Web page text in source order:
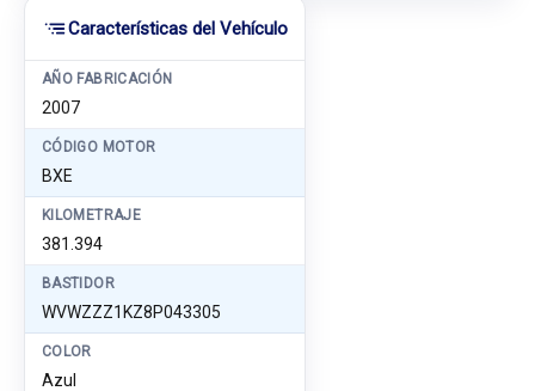
Características del Vehículo
AÑO FABRICACIÓN
2007
CÓDIGO MOTOR
BXE
KILOMETRAJE
381.394
BASTIDOR
WVWZZZ1KZ8P043305
COLOR
Azul